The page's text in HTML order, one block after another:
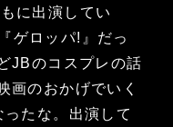
に出演してい
ゲロッパ!』だっ
JBのコスプレの話
画のおかげでいく
たな。出演して